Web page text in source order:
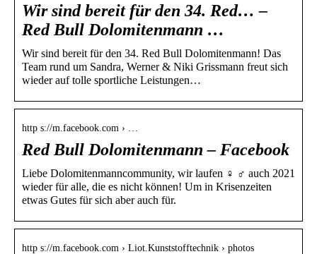
Wir sind bereit für den 34. Red… –
Red Bull Dolomitenmann …
Wir sind bereit für den 34. Red Bull Dolomitenmann! Das
Team rund um Sandra, Werner & Niki Grissmann freut sich
wieder auf tolle sportliche Leistungen…
http s://m.facebook.com › …
Red Bull Dolomitenmann – Facebook
Liebe Dolomitenmanncommunity, wir laufen ‍♀‍ ‍♂‍ auch 2021
wieder für alle, die es nicht können! Um in Krisenzeiten
etwas Gutes für sich aber auch für.
http s://m.facebook.com › Liot.Kunststofftechnik › photos